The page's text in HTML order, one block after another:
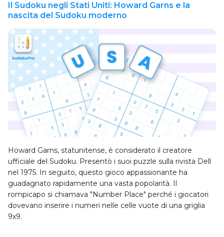
Il Sudoku negli Stati Uniti: Howard Garns e la
nascita del Sudoku moderno
Howard Garns, statunitense, è considerato il creatore
ufficiale del Sudoku. Presentò i suoi puzzle sulla rivista Dell
nel 1975. In seguito, questo gioco appassionante ha
guadagnato rapidamente una vasta popolarità. Il
rompicapo si chiamava "Number Place" perché i giocatori
dovevano inserire i numeri nelle celle vuote di una griglia
9x9.